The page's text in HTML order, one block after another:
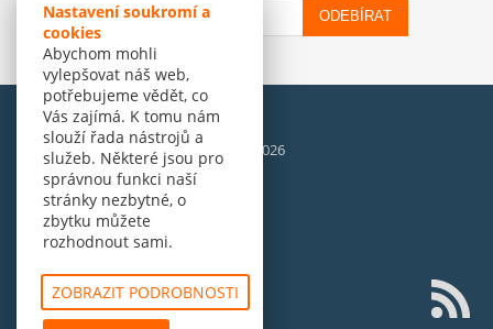
Nastavení soukromí a
cookies
Abychom mohli
vylepšovat náš web,
potřebujeme vědět, co
Vás zajímá. K tomu nám
slouží řada nástrojů a
služeb. Některé jsou pro
správnou funkci naší
stránky nezbytné, o
zbytku můžete
rozhodnout sami.
ZOBRAZIT PODROBNOSTI
ODEBÍRAT
© Amenit Software Solutions, 1998 - 2026
Powered by nopCommerce